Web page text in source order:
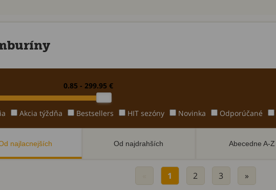
0.85 - 299.95 €
Akcia týždňa Bestsellers HIT sezóny Novinka Odporúčané
najlacnejších Od najdrahších Abecedne A-Z
1 2 3 »